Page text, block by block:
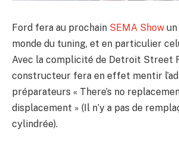
Ford fera au prochain SEMA Show
monde du tuning, et en particulier
Avec la complicité de Detroit Street
constructeur fera en effet mentir
préparateurs « There’s no
displacement » (Il n’y a pas de
cylindrée).